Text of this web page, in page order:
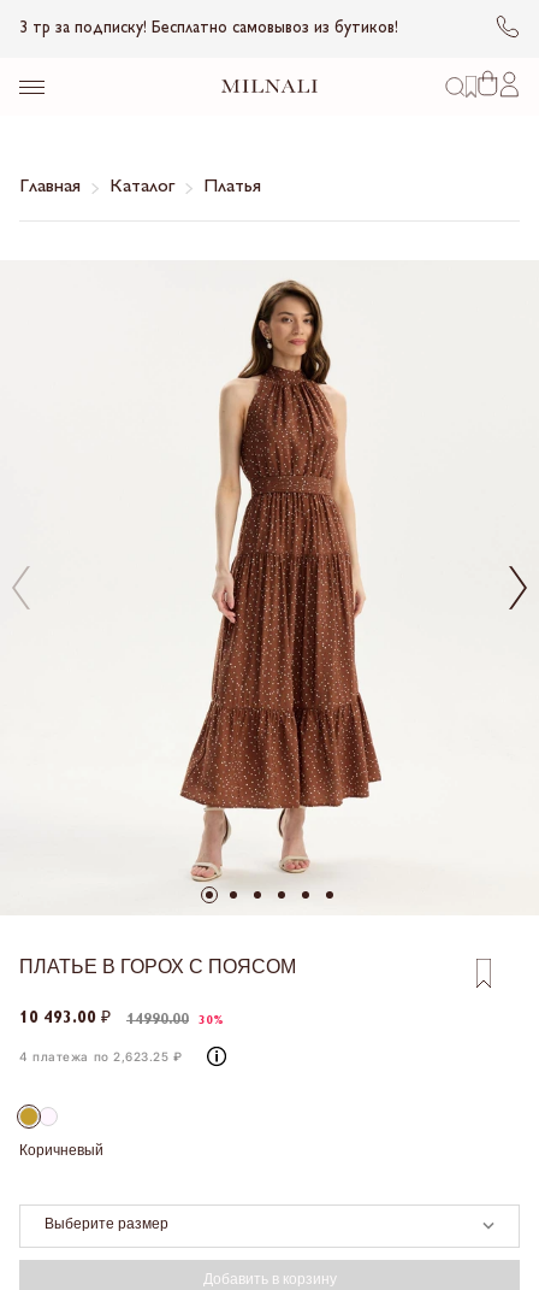
3 тр за подписку! Бесплатно самовывоз из бутиков!
Главная Каталог Платья
ПЛАТЬЕ В ГОРОХ С ПОЯСОМ
10 493.00 ₽ 14990.00 30%
4 платежа по 2,623.25 ₽
Коричневый
Выберите размер
Добавить в корзину